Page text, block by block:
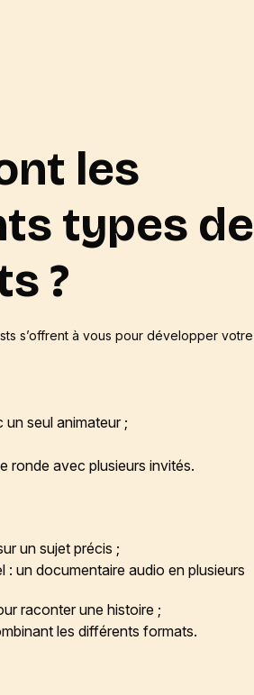
les
types de
?
s’offrent à vous pour développer votre
seul animateur ;
ronde avec plusieurs invités.
un sujet précis ;
un documentaire audio en plusieurs
raconter une histoire ;
les différents formats.